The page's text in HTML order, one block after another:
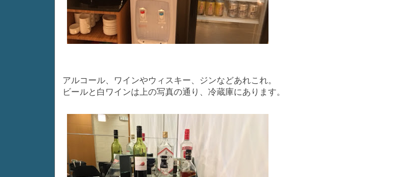
アルコール、ワインやウィスキー、ジンなどあれこれ。
ビールと白ワインは上の写真の通り、冷蔵庫にあります。